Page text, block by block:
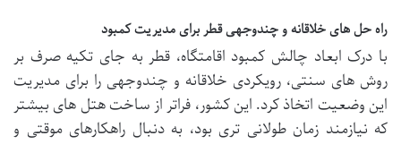
راه حل های خلاقانه و چندوجهی قطر برای مدیریت کمبود
با درک ابعاد چالش کمبود اقامتگاه، قطر به جای تکیه صرف بر
روش های سنتی، رویکردی خلاقانه و چندوجهی را برای مدیریت
این وضعیت اتخاذ کرد. این کشور، فراتر از ساخت هتل های بیشتر
که نیازمند زمان طولانی تری بود، به دنبال راهکارهای موقتی و